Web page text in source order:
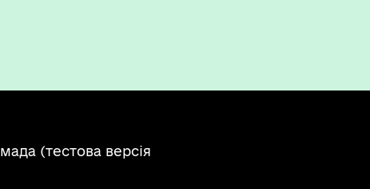
(тестова версія